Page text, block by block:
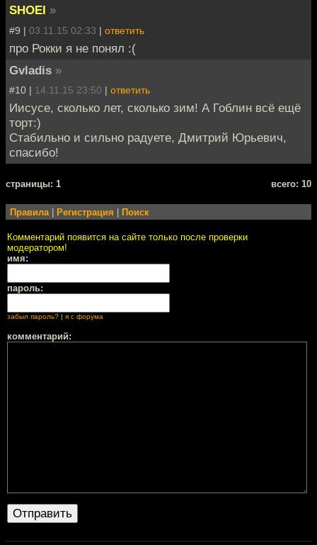
SHOEI »
#9 | 03.11.15 02:33 | ответить
про Рокки я не понял :(
Gvladis »
#10 | 14.11.15 23:50 | ответить
Иисусе, сколько лет, сколько зим! А Гоблин всё ещё
торт:)
Стабильно и сильно радуете, Дмитрий Юрьевич,
спасибо!
cтраницы: 1 всего: 10
Правила | Регистрация | Поиск
Комментарий появится на сайте только после проверки
модератором!
имя:
пароль:
забыл пароль? | я с форума
комментарий: